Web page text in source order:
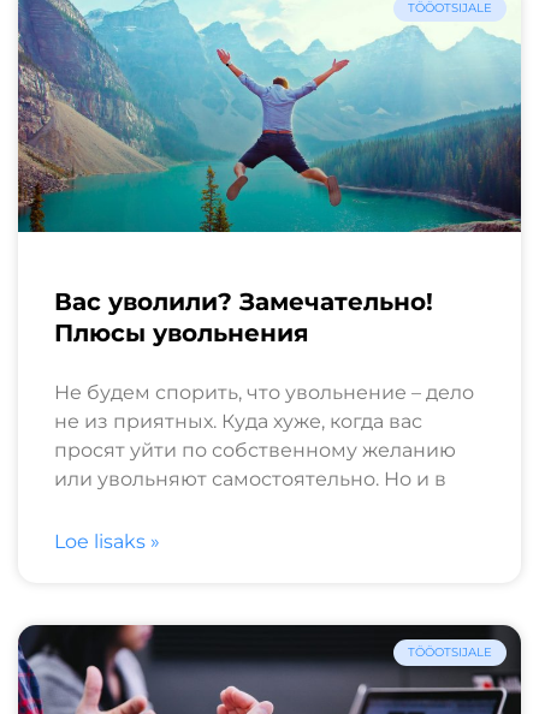
TÖÖOTSIJALE
Вас уволили? Замечательно!
Плюсы увольнения
Не будем спорить, что увольнение – дело
не из приятных. Куда хуже, когда вас
просят уйти по собственному желанию
или увольняют самостоятельно. Но и в
Loe lisaks »
TÖÖOTSIJALE